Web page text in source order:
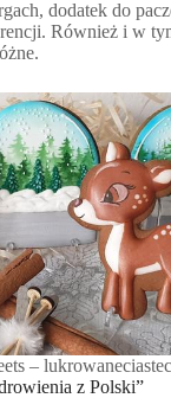
dodatek do
Również i w
–
z Polski”